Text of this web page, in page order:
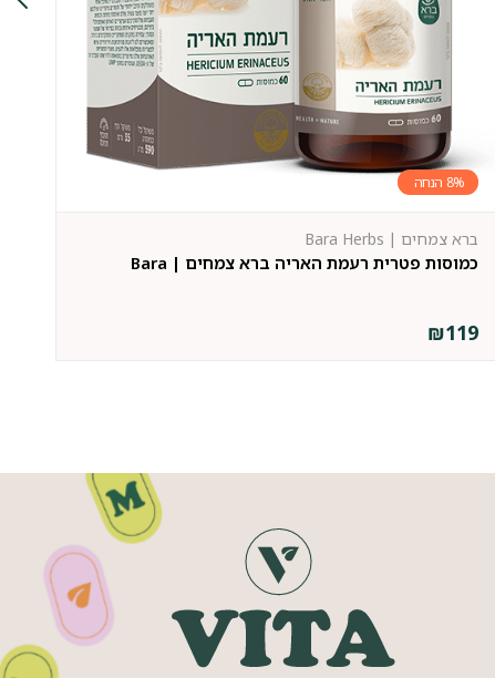
8%
כמוסות פטרית רעמת האריה ברא צמחים | Bara
ברא צמחים | Bara Herbs
₪119